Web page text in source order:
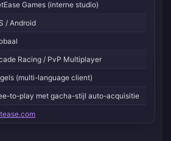
Games (interne studio)
/ Android
Racing / PvP Multiplayer
(multi-language client)
to-play met gacha-stijl auto-acquisitie